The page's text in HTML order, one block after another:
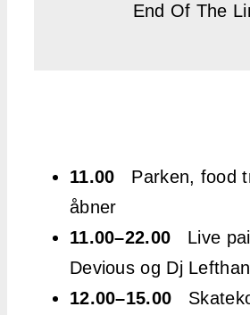
End Of The
11.00 Parken, food
åbner
11.00–22.00 Live
Devious og Dj
12.00–15.00